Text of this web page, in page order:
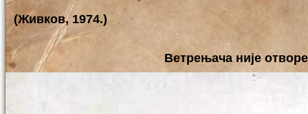
(Живков, 1974.)
Ветрењача није